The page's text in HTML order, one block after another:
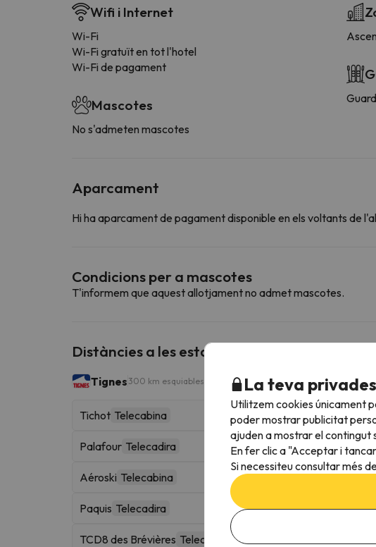
Wifi i Internet
Wi-Fi
Wi-Fi gratuït en tot l'hotel
Wi-Fi de pagament
Mascotes
No s'admeten mascotes
Aparcament
Hi ha aparcament de pagament disponible en els voltants de
Condicions per a mascotes
T'informem que aquest allotjament no admet mascotes.
Distàncies a les estacions d'esquí properes
Tignes 300 km esquiables
Tichot Telecabina
Palafour Telecadira
Aéroski Telecabina
Paquis Telecadira
TCD8 des Brévières Telecabina
La teva
Utilitzem cookies únicament
poder mostrar publicitat
ajuden a mostrar el contingut
En fer clic a "Acceptar i
Si necessiteu consultar més